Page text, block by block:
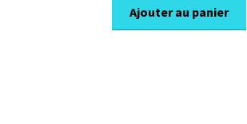
initial
était :
actuel
est :
Ajouter au panier